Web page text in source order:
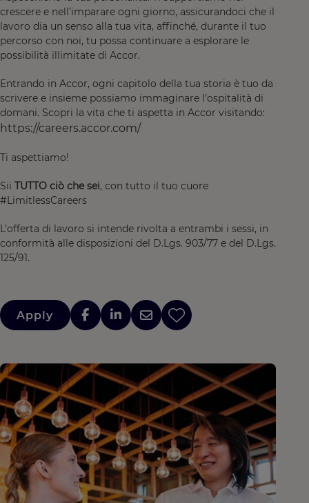
crescere e nell’imparare ogni giorno, assicurandoci che il
lavoro dia un senso alla tua vita, affinché, durante il tuo
percorso con noi, tu possa continuare a esplorare le
possibilità illimitate di Accor.
Entrando in Accor, ogni capitolo della tua storia è tuo da
scrivere e insieme possiamo immaginare l’ospitalità di
domani. Scopri la vita che ti aspetta in Accor visitando:
https://careers.accor.com/
Ti aspettiamo!
Sii TUTTO ciò che sei, con tutto il tuo cuore
#LimitlessCareers
L’offerta di lavoro si intende rivolta a entrambi i sessi, in
conformità alle disposizioni del D.Lgs. 903/77 e del D.Lgs.
125/91.
Apply